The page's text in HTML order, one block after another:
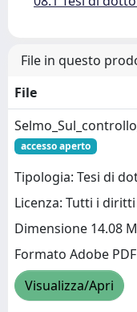
File in questo
File
accesso aperto
Tipologia: Tesi di
Licenza: Tutti i
Dimensione 14.08
Formato Adobe PDF
Visualizza/Apri